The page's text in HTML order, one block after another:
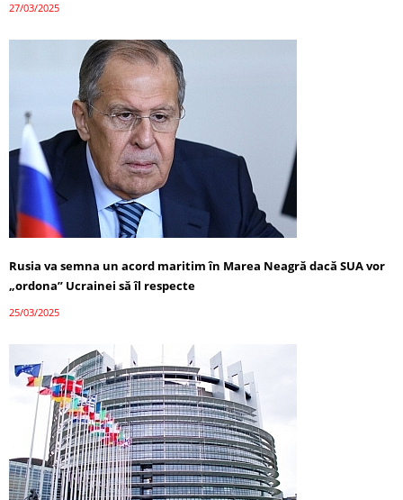
27/03/2025
Rusia va semna un acord maritim în Marea Neagră dacă SUA vor
„ordona” Ucrainei să îl respecte
25/03/2025